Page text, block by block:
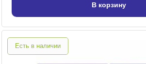
В корзину
Есть в наличии